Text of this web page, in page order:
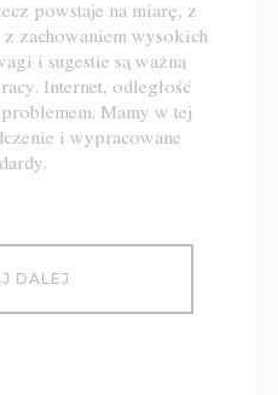
powstaje na miarę, z
zachowaniem wysokich
i sugestie są ważną
Internet, odległość
Mamy w tej
i wypracowane
DALEJ